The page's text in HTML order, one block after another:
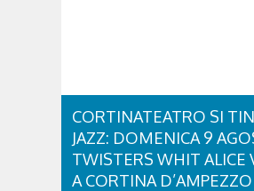
CORTINATEATRO SI
JAZZ: DOMENICA 9
TWISTERS WHIT ALICE
A CORTINA D’AMPEZZO